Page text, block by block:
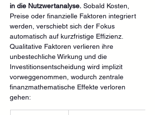
in die Nutzwertanalyse. Sobald Kosten,
Preise oder finanzielle Faktoren integriert
werden, verschiebt sich der Fokus
automatisch auf kurzfristige Effizienz.
Qualitative Faktoren verlieren ihre
unbestechliche Wirkung und die
Investitionsentscheidung wird implizit
vorweggenommen, wodurch zentrale
finanzmathematische Effekte verloren
gehen: